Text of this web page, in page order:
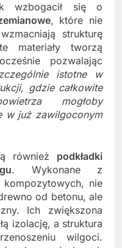
wzbogacił się o
, które nie
strukturę
materiały tworzą
pozwalając
istotne w
gdzie całkowite
mogłoby
w już zawilgoconym
również podkładki
. Wykonane z
kompozytowych, nie
od betonu, ale
Ich zwiększona
izolację, a struktura
wilgoci.